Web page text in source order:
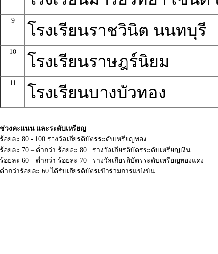
9
โรงเรียนราชวินิต นนทบุรี
10
โรงเรียนราษฎร์นิยม
11
โรงเรียนบางบัวทอง
ช่วงคะแนน และระดับเหรียญ
ร้อยละ 80 - 100 รางวัลเกียรติบัตรระดับเหรียญทอง
ร้อยละ 70 – ต่ำกว่า ร้อยละ 80 รางวัลเกียรติบัตรระดับเหรียญเงิน
ร้อยละ 60 – ต่ำกว่า ร้อยละ 70 รางวัลเกียรติบัตรระดับเหรียญทองแดง
ต่ำกว่าร้อยละ 60 ได้รับเกียรติบัตรเข้าร่วมการแข่งขัน